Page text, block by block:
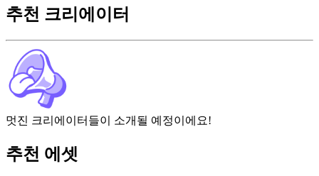
추천 크리에이터
멋진 크리에이터들이 소개될 예정이에요!
추천 에셋